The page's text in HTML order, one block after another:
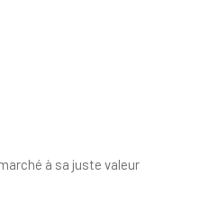
à sa juste valeur